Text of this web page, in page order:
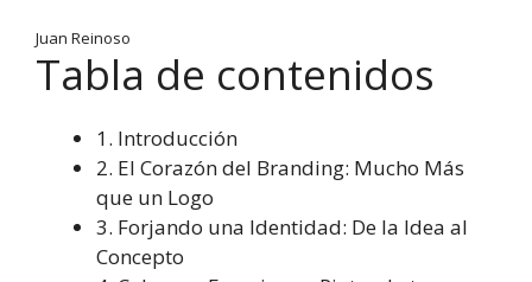
Juan Reinoso
Tabla de contenidos
1. Introducción
2. El Corazón del Branding: Mucho Más
que un Logo
3. Forjando una Identidad: De la Idea al
Concepto